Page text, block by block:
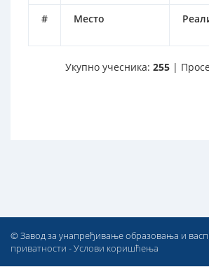
# Место
Укупно учесника: 255 |
© Завод за унапређивање образовања и
приватности -Услови коришћења